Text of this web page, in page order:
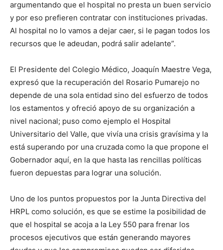
argumentando que el hospital no presta un buen servicio
y por eso prefieren contratar con instituciones privadas.
Al hospital no lo vamos a dejar caer, si le pagan todos los
recursos que le adeudan, podrá salir adelante”.
El Presidente del Colegio Médico, Joaquín Maestre Vega,
expresó que la recuperación del Rosario Pumarejo no
depende de una sola entidad sino del esfuerzo de todos
los estamentos y ofreció apoyo de su organización a
nivel nacional; puso como ejemplo el Hospital
Universitario del Valle, que vivía una crisis gravísima y la
está superando por una cruzada como la que propone el
Gobernador aquí, en la que hasta las rencillas políticas
fueron depuestas para lograr una solución.
Uno de los puntos propuestos por la Junta Directiva del
HRPL como solución, es que se estime la posibilidad de
que el hospital se acoja a la Ley 550 para frenar los
procesos ejecutivos que están generando mayores